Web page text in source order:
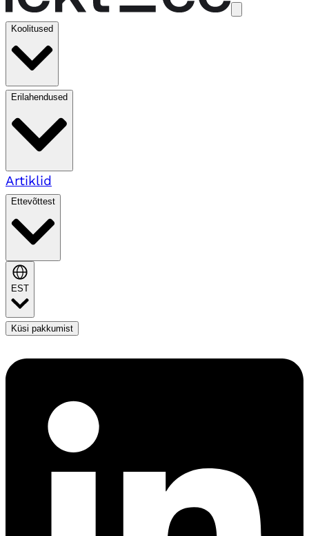
Koolitused
Erilahendused
Artiklid
Ettevõttest
EST
Küsi pakkumist